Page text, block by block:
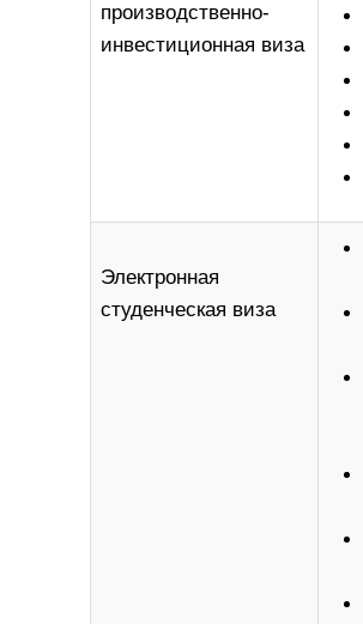
производственно-
инвестиционная виза
Электронная
студенческая виза